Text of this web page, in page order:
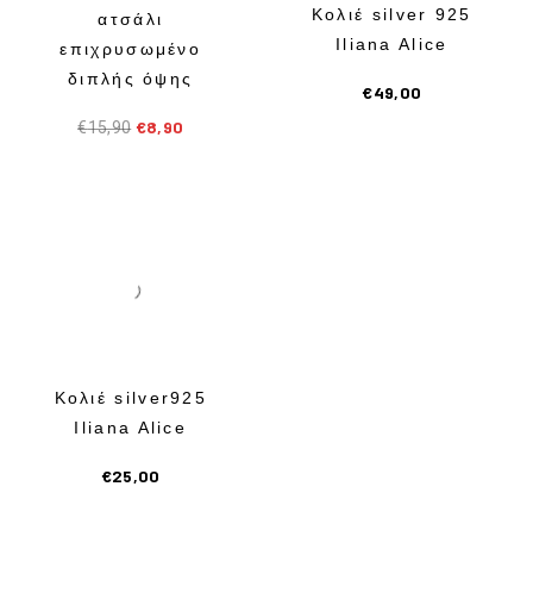
ατσάλι
επιχρυσωμένο
διπλής όψης
€15,90 €8,90
Κολιέ silver 925
Iliana Alice
€49,00
Κολιέ silver925
Iliana Alice
€25,00